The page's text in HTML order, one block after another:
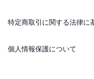
特定商取引に関する法律に
個人情報保護について